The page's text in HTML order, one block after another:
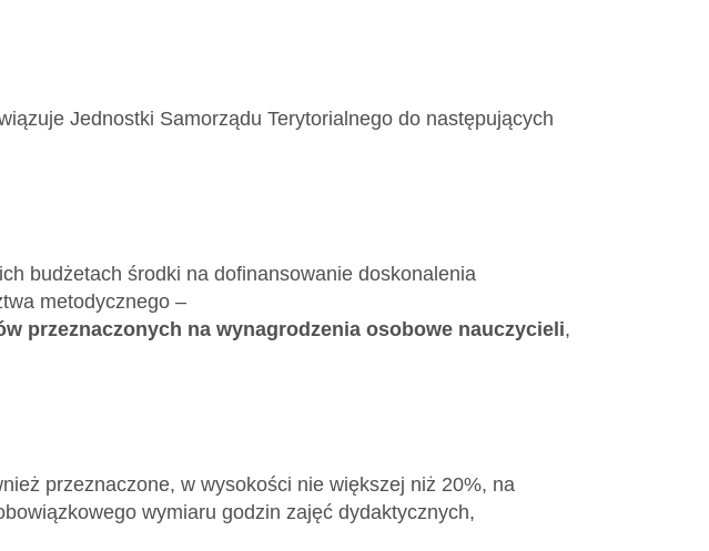
Jednostki Samorządu Terytorialnego do następujących
budżetach środki na dofinansowanie doskonalenia
metodycznego –
przeznaczonych na wynagrodzenia osobowe nauczycieli,
przeznaczone, w wysokości nie większej niż 20%, na
wymiaru godzin zajęć dydaktycznych,